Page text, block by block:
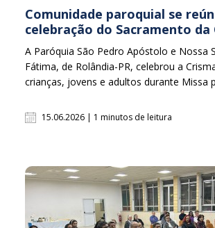
Comunidade paroquial se
celebração do Sacramento da
A Paróquia São Pedro Apóstolo e Nossa
Fátima, de Rolândia-PR, celebrou a
crianças, jovens e adultos durante Missa
15.06.2026 | 1 minutos de leitura